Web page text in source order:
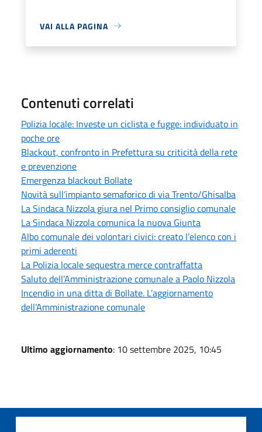
VAI ALLA PAGINA
Contenuti correlati
Polizia locale: Investe un ciclista e fugge: individuato in
poche ore
Blackout, confronto in Prefettura su criticità della rete
e prevenzione
Emergenza blackout Bollate
Novità sull’impianto semaforico di via Trento/Ghisalba
La Sindaca Nizzola giura nel Primo consiglio comunale
La Sindaca Nizzola comunica la nuova Giunta
Albo comunale dei volontari civici: creato l’elenco con i
primi aderenti
La Polizia locale sequestra merce contraffatta
Saluto dell’Amministrazione comunale a Paolo Nizzola
Incendio in una ditta di Bollate. L’aggiornamento
dell’Amministrazione comunale
Ultimo aggiornamento: 10 settembre 2025, 10:45